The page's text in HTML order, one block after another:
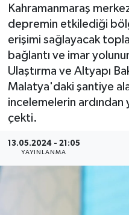
Kahramanmaraş
depremin etkilediği
erişimi sağlayacak
bağlantı ve imar
Ulaştırma ve Altyapı
Malatya'daki şantiye
incelemelerin
çekti.
13.05.2024 - 21:05
YAYINLANMA
TEKNOLOJİ
SAĞLIK
EĞİTİM
İLÇE HABERLERİ
KÜLTÜR-SANAT
Tüm Manşetler
Son Dakika
Haber Arşivi